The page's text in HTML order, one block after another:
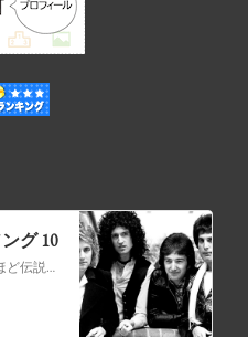
グ 10
音楽の歴史において、クイーンほど伝説的な地位を獲得したバンドはごくわずかです。ロック、オペラ、ファンク、ポップスを融合させて時代を超えたアンセムを生み出す比類のない才能を持つクイーンの音楽は、世代を超えて受け継がれ、史上最も象徴的なバンドの 1 つとなっています。